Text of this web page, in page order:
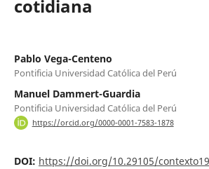
cotidiana
Pablo Vega-Centeno
Pontificia Universidad Católica del Perú
Manuel Dammert-Guardia
Pontificia Universidad Católica del Perú
https://orcid.org/0000-0001-7583-1878
DOI: https://doi.org/10.29105/